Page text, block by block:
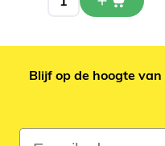
Blijf op de hoogte
E-mail adres